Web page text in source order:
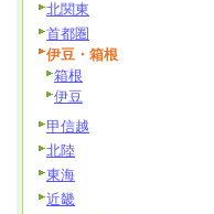
北関東
首都圏
伊豆・箱根
箱根
伊豆
甲信越
北陸
東海
近畿